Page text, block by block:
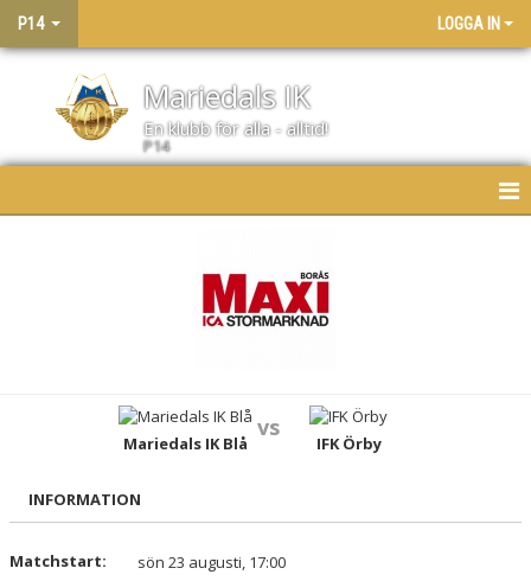
P14 LOGGA IN
Mariedals IK
En klubb för alla - alltid!
P14
BILDGALLERI
Mariedals IK Blå
vs
IFK Örby
INFORMATION
Matchstart:
sön 23 augusti, 17:00